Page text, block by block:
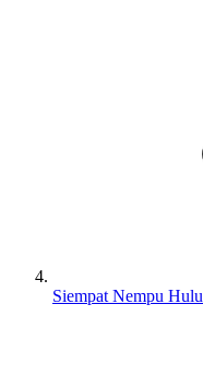
Siempat Nempu Hulu